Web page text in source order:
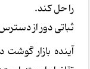
را حل کند.
ثباتی دور از
آینده بازار